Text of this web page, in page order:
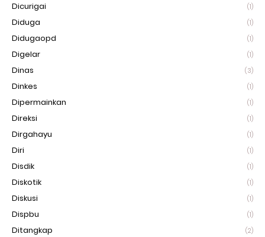
Dicurigai (1)
Diduga (1)
Didugaopd (1)
Digelar (1)
Dinas (3)
Dinkes (1)
Dipermainkan (1)
Direksi (1)
Dirgahayu (1)
Diri (1)
Disdik (1)
Diskotik (1)
Diskusi (1)
Dispbu (1)
Ditangkap (2)